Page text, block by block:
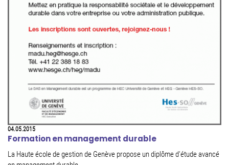
04.05.2015
Formation en management durable
La Haute école de gestion de Genève propose un diplôme d'étude avancé